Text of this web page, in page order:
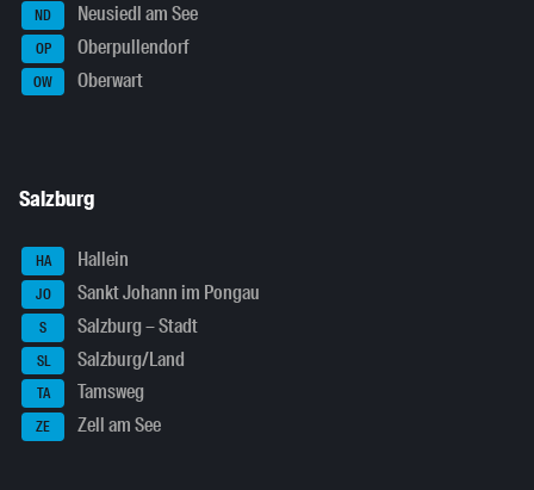
ND Neusiedl am See
OP Oberpullendorf
OW Oberwart
Salzburg
HA Hallein
JO Sankt Johann im Pongau
S Salzburg – Stadt
SL Salzburg/Land
TA Tamsweg
ZE Zell am See